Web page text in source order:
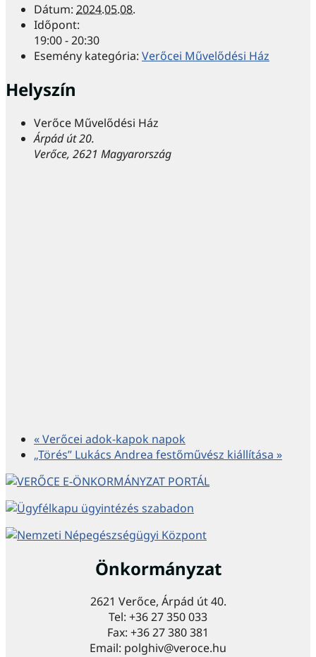
Dátum: 2024.05.08.
Időpont:
19:00 - 20:30
Esemény kategória: Verőcei Művelődési Ház
Helyszín
Verőce Művelődési Ház
Árpád út 20.
Verőce, 2621 Magyarország
«Verőcei adok-kapok napok
„Törés” Lukács Andrea festőművész kiállítása »
Önkormányzat
2621 Verőce, Árpád út 40.
Tel: +36 27 350 033
Fax: +36 27 380 381
Email: polghiv@veroce.hu